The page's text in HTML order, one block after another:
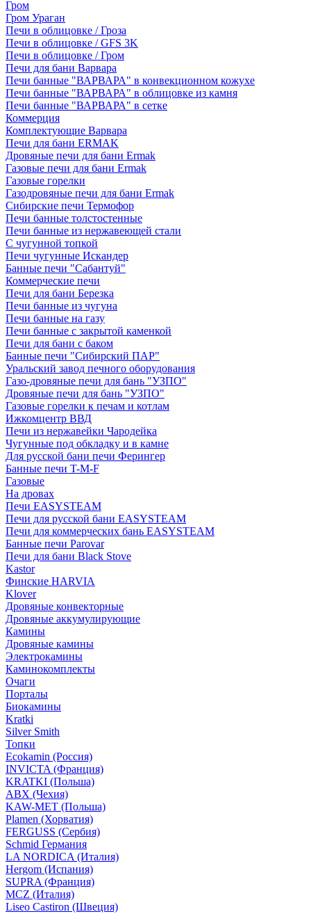
Гром
Гром Ураган
Печи в облицовке / Гроза
Печи в облицовке / GFS 3K
Печи в облицовке / Гром
Печи для бани Варвара
Печи банные "ВАРВАРА" в конвекционном кожухе
Печи банные "ВАРВАРА" в облицовке из камня
Печи банные "ВАРВАРА" в сетке
Коммерция
Комплектующие Варвара
Печи для бани ERMAK
Дровяные печи для бани Ermak
Газовые печи для бани Ermak
Газовые горелки
Газодровяные печи для бани Ermak
Сибирские печи Термофор
Печи банные толстостенные
Печи банные из нержавеющей стали
С чугунной топкой
Печи чугунные Искандер
Банные печи "Сабантуй"
Коммерческие печи
Печи для бани Березка
Печи банные из чугуна
Печи банные на газу
Печи банные с закрытой каменкой
Печи для бани с баком
Банные печи "Сибирский ПАР"
Уральский завод печного оборудования
Газо-дровяные печи для бань "УЗПО"
Дровяные печи для бань "УЗПО"
Газовые горелки к печам и котлам
Ижкомцентр ВВД
Печи из нержавейки Чародейка
Чугунные под обкладку и в камне
Для русской бани печи Ферингер
Банные печи T-M-F
Газовые
На дровах
Печи EASYSTEAM
Печи для русской бани EASYSTEAM
Печи для коммерческих бань EASYSTEAM
Банные печи Parovar
Печи для бани Black Stove
Kastor
Финские HARVIA
Klover
Дровяные конвекторные
Дровяные аккумулирующие
Камины
Дровяные камины
Электрокамины
Каминокомплекты
Очаги
Порталы
Биокамины
Kratki
Silver Smith
Топки
Ecokamin (Россия)
INVICTA (Франция)
KRATKI (Польша)
ABX (Чехия)
KAW-MET (Польша)
Plamen (Хорватия)
FERGUSS (Сербия)
Schmid Германия
LA NORDICA (Италия)
Hergom (Испания)
SUPRA (Франция)
MCZ (Италия)
Liseo Castiron (Швеция)